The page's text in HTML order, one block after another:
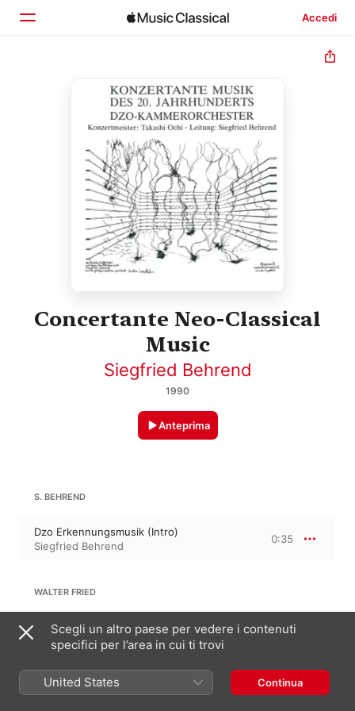
Accedi
Cerca
Concertante Neo-Classical
Music
Siegfried Behrend
1990
Anteprima
S. BEHREND
Dzo Erkennungsmusik (Intro)
Siegfried Behrend
0:35
WALTER FRIED
Rhapsodie
Siegfried Behrend
6:37
WOLFGANG BAST
Scegli un altro paese per vedere i contenuti
specifici per l’area in cui ti trovi
United States Continua